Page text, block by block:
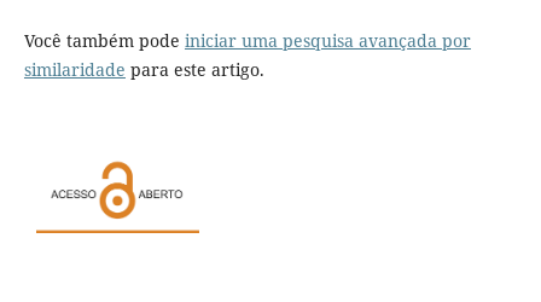
Você também pode iniciar uma pesquisa avançada por
similaridade para este artigo.